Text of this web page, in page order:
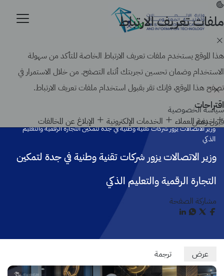
موقع حكومي رسمي تابع لحكومة المملكة العربية السعودية
كيف تتحقق
تجاوز
إلى
المحتوى
الرئيسي
اقتراحات
خدمة العملاء الخدمات الإلكترونية الإبلاغ عن المخالفات الرئيسية
أخبار الوزارة
وزير الاتصالات يزور شركات تقنية وطنية في جدة لتمكين التجارة الرقمية والتعليم
الذكي
وزير الاتصالات يزور شركات تقنية وطنية في جدة لتمكين
التجارة الرقمية والتعليم الذكي
مشاركة الصفحة
Primary
عرض
التبويب
ترجمة
ملفات تعريف الارتباط
هذا الموقع يستخدم ملفات تعريف الارتباط الخاصة للتأكد من سهولة
الاستخدام وضمان تحسين تجربتك أثناء التصفح. من خلال الاستمرار في
تصفح هذا الموقع، فإنك تقر بقبول استخدام ملفات تعريف الارتباط.
سياسة الخصوصية
قبولرفض